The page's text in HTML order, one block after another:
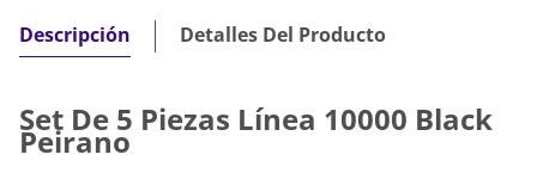
Descripción Detalles Del Producto
Set De 5 Piezas Línea 10000 Black
Peirano